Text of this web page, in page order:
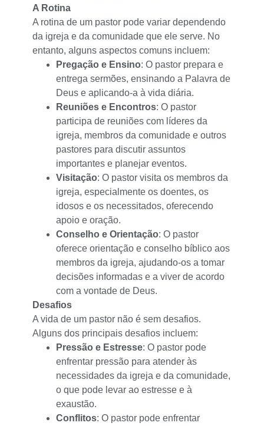
A Rotina
A rotina de um pastor pode variar dependendo
da igreja e da comunidade que ele serve. No
entanto, alguns aspectos comuns incluem:
Pregação e Ensino: O pastor prepara e
entrega sermões, ensinando a Palavra de
Deus e aplicando-a à vida diária.
Reuniões e Encontros: O pastor
participa de reuniões com líderes da
igreja, membros da comunidade e outros
pastores para discutir assuntos
importantes e planejar eventos.
Visitação: O pastor visita os membros da
igreja, especialmente os doentes, os
idosos e os necessitados, oferecendo
apoio e oração.
Conselho e Orientação: O pastor
oferece orientação e conselho bíblico aos
membros da igreja, ajudando-os a tomar
decisões informadas e a viver de acordo
com a vontade de Deus.
Desafios
A vida de um pastor não é sem desafios.
Alguns dos principais desafios incluem:
Pressão e Estresse: O pastor pode
enfrentar pressão para atender às
necessidades da igreja e da comunidade,
o que pode levar ao estresse e à
exaustão.
Conflitos: O pastor pode enfrentar